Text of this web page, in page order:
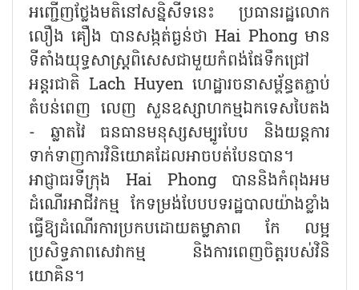
អញ្ជើញថ្លែងមតិនៅសន្និសីទនេះ ប្រធានរដ្ឋលោក
លឿង គឿង បានសង្កត់ធ្ងន់ថាHai Phongមាន
ទីតាំងយុទ្ធសាស្ត្រពិសេសជាមួយកំពង់ផែទឹកជ្រៅ
អន្តរជាតិ Lach Huyenហេដ្ឋារចនាសម្ព័ន្ធតភ្ជាប់
តំបន់ពេញ លេញ សួនឧស្សាហកម្មឯកទេសបៃតង
- ឆ្លាតវៃ ធនធានមនុស្សសម្បូរបែប និងយន្តការ
ទាក់ទាញការវិនិយោគដែលអាចបត់បែនបាន។
អាជ្ញាធរទីក្រុងHai Phong បាននិងកំពុងអម
ដំណើរអាជីវកម្ម កែទម្រង់បែបបទរដ្ឋបាលយ៉ាងខ្លាំង
ធ្វើឱ្យដំណើរការប្រកបដោយតម្លាភាព កែ លម្អ
ប្រសិទ្ធភាពសេវាកម្ម និងការពេញចិត្តរបស់វិនិ
យោគិន។